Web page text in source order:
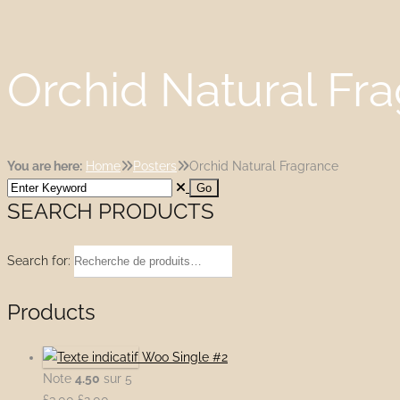
Orchid Natural
You are here: Home Posters Orchid Natural Fragrance
SEARCH PRODUCTS
Recherche
pour :
Products
Woo Single #2
Note 4.50 sur 5